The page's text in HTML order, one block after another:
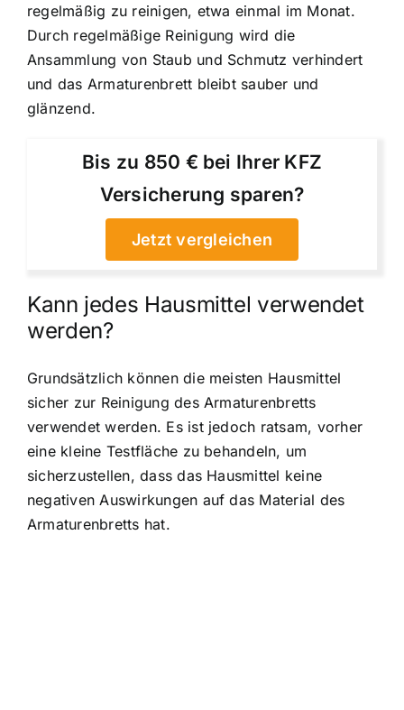
regelmäßig zu reinigen, etwa einmal im Monat.
Durch regelmäßige Reinigung wird die
Ansammlung von Staub und Schmutz verhindert
und das Armaturenbrett bleibt sauber und
glänzend.
Bis zu 850 € bei Ihrer KFZ
Versicherung sparen?
Jetzt vergleichen
Kann jedes Hausmittel verwendet
werden?
Grundsätzlich können die meisten Hausmittel
sicher zur Reinigung des Armaturenbretts
verwendet werden. Es ist jedoch ratsam, vorher
eine kleine Testfläche zu behandeln, um
sicherzustellen, dass das Hausmittel keine
negativen Auswirkungen auf das Material des
Armaturenbretts hat.